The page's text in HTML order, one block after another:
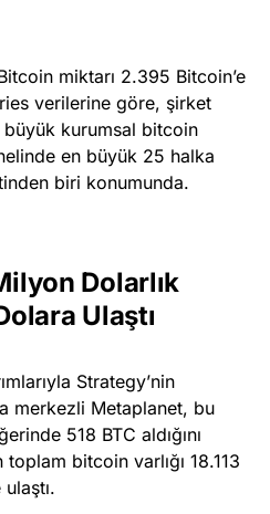
miktarı 2.395 Bitcoin’e
verilerine göre, şirket
büyük kurumsal bitcoin
en büyük 25 halka
biri konumunda.
Dolarlık
Ulaştı
Strategy’nin
merkezli Metaplanet, bu
518 BTC aldığını
bitcoin varlığı 18.113